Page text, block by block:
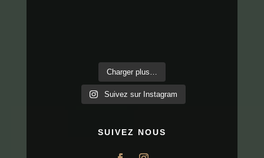
Charger plus…
Suivez sur Instagram
SUIVEZ NOUS